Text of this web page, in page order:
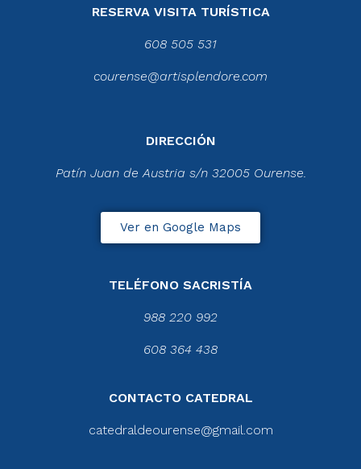
RESERVA VISITA TURÍSTICA
608 505 531
courense@artisplendore.com
DIRECCIÓN
Patín Juan de Austria s/n 32005 Ourense.
Ver en Google Maps
TELÉFONO SACRISTÍA
988 220 992
608 364 438
CONTACTO CATEDRAL
catedraldeourense@gmail.com